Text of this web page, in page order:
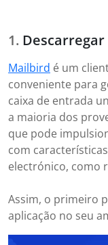
Mailbird é um
conveniente para
caixa de entrada
a maioria dos
que pode
com
electrónico, como
Assim, o primeiro
aplicação no seu